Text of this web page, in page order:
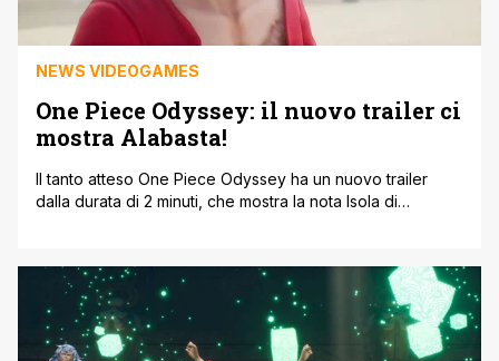
NEWS VIDEOGAMES
One Piece Odyssey: il nuovo trailer ci
mostra Alabasta!
Il tanto atteso One Piece Odyssey ha un nuovo trailer
dalla durata di 2 minuti, che mostra la nota Isola di
infatti si ritroveranno sì catapultati in una storia
completamente nuova, ma [']